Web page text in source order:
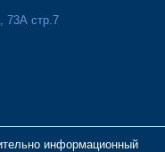
73А стр.7
информационный